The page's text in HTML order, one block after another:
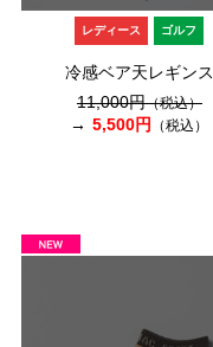
レディース ゴルフ
冷感ベア天レギンス
11,000円（税込）
5,500円 （税込）